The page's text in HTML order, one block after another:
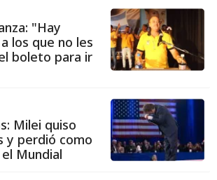
"Hay
los que no les
boleto para ir
Milei quiso
y perdió como
Mundial